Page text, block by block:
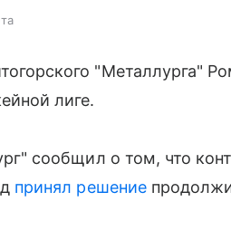
"Металлурга"
лиге.
сообщил о том, что
принял решение